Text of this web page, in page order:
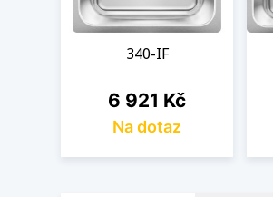
340-IF
Cena
6 921 Kč
Na dotaz